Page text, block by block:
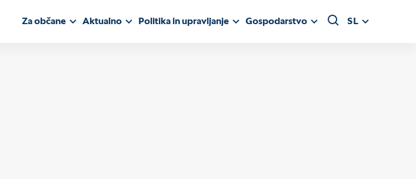
Za občane Aktualno Politika in upravljanje Gospodarstvo SL